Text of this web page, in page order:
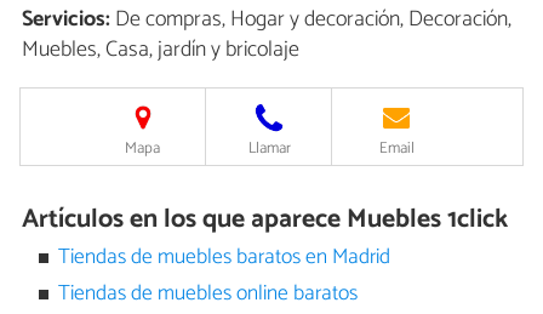
Servicios:De compras, Hogar y decoración, Decoración,
Muebles, Casa, jardín y bricolaje
Mapa Llamar Email
Artículos en los que aparece Muebles 1click
Tiendas de muebles baratos en Madrid
Tiendas de muebles online baratos